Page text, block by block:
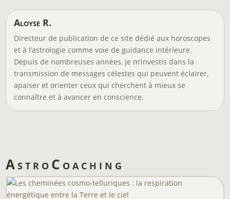
Aloyse R.
Directeur de publication de ce site dédié aux horoscopes
et à l’astrologie comme voie de guidance intérieure.
Depuis de nombreuses années, je m’investis dans la
transmission de messages célestes qui peuvent éclairer,
apaiser et orienter ceux qui cherchent à mieux se
connaître et à avancer en conscience.
AstroCoaching